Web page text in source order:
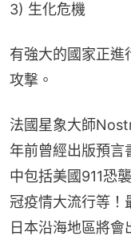
3) 生化危機
有強大的國家正進
攻撃。
法國星象大師
年前曾經出版預言
中包括美國911恐
冠疫情大流行等
日本沿海地區將